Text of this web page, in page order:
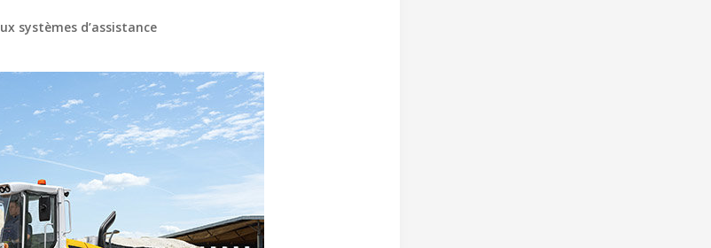
systèmes d’assistance